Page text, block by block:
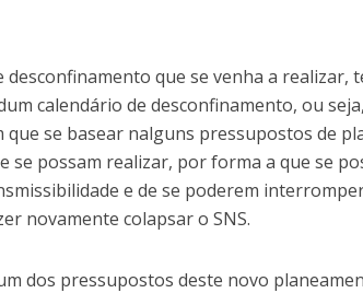
desconfinamento que se venha a realizar,
calendário de desconfinamento, ou
que se basear nalguns pressupostos de
se possam realizar, por forma a que se
e de se poderem
novamente colapsar o SNS.
dos pressupostos deste novo